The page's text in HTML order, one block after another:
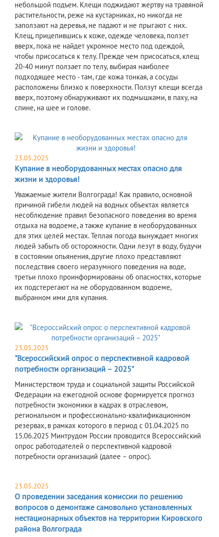
небольшой подъем. Клещи поджидают жертву на травяной
растительности, реже на кустарниках, но никогда не
заползают на деревья, не падают и не прыгают с них.
Клещ, прицепившись к коже, одежде человека, ползет
вверх, пока не найдет укромное место под одеждой,
чтобы присосаться к телу. Прежде чем присосаться, клещ
20-40 минут ползает по телу, выбирая наиболее
подходящее место - там, где кожа тонкая, а сосуды
расположены близко к поверхности. Ползут клещи всегда
вверх, поэтому обнаруживают их подмышками, в паху, на
спине, на шее и голове.
23.05.2025
Купание в необорудованных местах опасно для
жизни и здоровья!
Уважаемые жители Волгограда! Как правило, основной
причиной гибели людей на водных объектах является
несоблюдение правил безопасного поведения во время
отдыха на водоеме, а также купание в необорудованных
для этих целей местах. Теплая погода вынуждает многих
людей забыть об осторожности. Одни лезут в воду, будучи
в состоянии опьянения, другие плохо представляют
последствия своего неразумного поведения на воде,
третьи плохо проинформированы об опасностях, которые
их подстерегают на не оборудованном водоеме,
выбранном ими для купания.
23.05.2025
"Всероссийский опрос о перспективной кадровой
потребности организаций – 2025"
Министерством труда и социальной защиты Российской
Федерации на ежегодной основе формируется прогноз
потребности экономики в кадрах в отраслевом,
региональном и профессионально-квалификационном
резервах, в рамках которого в период с 01.04.2025 по
15.06.2025 Минтрудом России проводится Всероссийский
опрос работодателей о перспективной кадровой
потребности организаций (далее – опрос).
23.05.2025
О проведении заседания комиссии по решению
вопросов о демонтаже самовольно установленных
нестационарных объектов на территории Кировского
района Волгограда